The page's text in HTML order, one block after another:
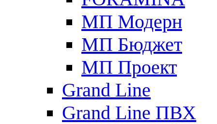
МП Модерн
МП Бюджет
МП Проект
Grand Line
Grand Line ПВХ